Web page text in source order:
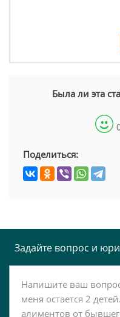
Была ли эта
Поделиться:
Задайте вопрос и